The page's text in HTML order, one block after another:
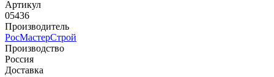
Артикул
05436
Производитель
РосМастерСтрой
Производство
Россия
Доставка